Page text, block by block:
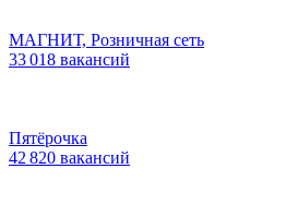
МАГНИТ, Розничная сеть
33 018 вакансий
Пятёрочка
42 820 вакансий